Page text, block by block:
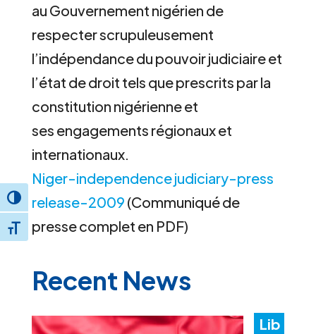
Toggle High Contrast
Toggle Font size
au Gouvernement nigérien de
respecter scrupuleusement
l’indépendance du pouvoir judiciaire et
l’état de droit tels que prescrits par la
constitution nigérienne et
ses engagements régionaux et
internationaux.
Niger-independence judiciary-press
release-2009 (Communiqué de
presse complet en PDF)
Recent News
Lib